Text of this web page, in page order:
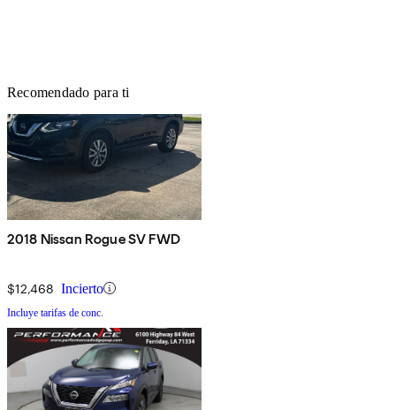
Recomendado para ti
2018 Nissan Rogue SV FWD
$12,468 Incierto
Incluye tarifas de conc.